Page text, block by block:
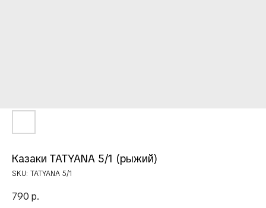
Казаки TATYANA 5/1 (рыжий)
SKU: TATYANA 5/1
790 р.